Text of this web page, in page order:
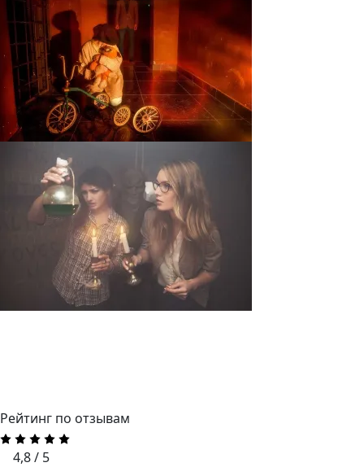
Рейтинг по отзывам
4,8 / 5